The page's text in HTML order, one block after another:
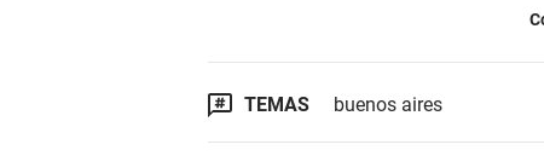
TEMAS buenos aires